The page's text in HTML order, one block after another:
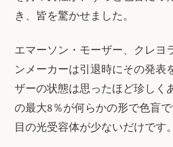
き、皆を驚かせました。
エマーソン・モーザー、クレヨ
ンメーカーは引退時にその発表
ザーの状態は思ったほど珍しく
の最大8％が何らかの形で色盲
目の光受容体が少ないだけです。